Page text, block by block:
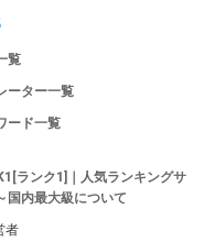
覧
ーター一覧
ード一覧
ランク1]｜人気ランキングサ
国内最大級について
者